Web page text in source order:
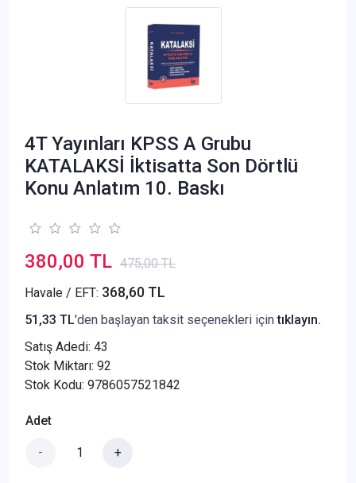
4T Yayınları KPSS A Grubu
KATALAKSİ İktisatta Son Dörtlü
Konu Anlatım 10. Baskı
380,00 TL 475,00 TL
Havale / EFT: 368,60 TL
51,33 TL'den başlayan taksit seçenekleri içintıklayın.
Satış Adedi: 43
Stok Miktarı: 92
Stok Kodu: 9786057521842
Adet
- +